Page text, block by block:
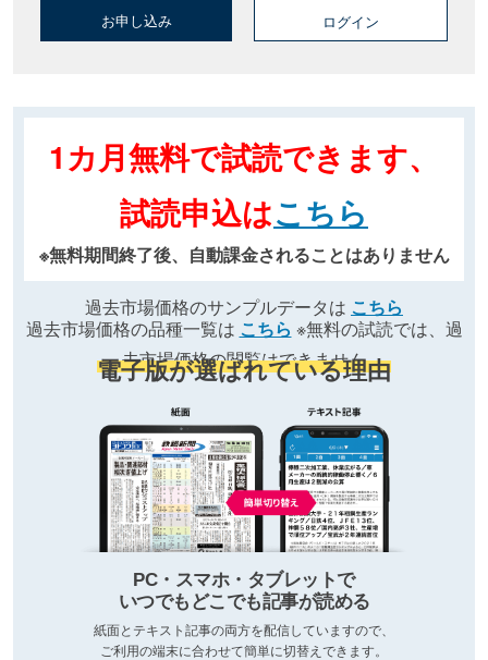
お申し込み ログイン
1カ月無料で試読できます、
試読申込はこちら
※無料期間終了後、自動課金されることはありません
過去市場価格のサンプルデータは こちら
過去市場価格の品種一覧は こちら ※無料の試読では、過
去市場価格の閲覧はできません
電子版が選ばれている理由
PC・スマホ・タブレットで
いつでもどこでも記事が読める
紙面とテキスト記事の両方を配信していますので、
ご利用の端末に合わせて簡単に切替えできます。